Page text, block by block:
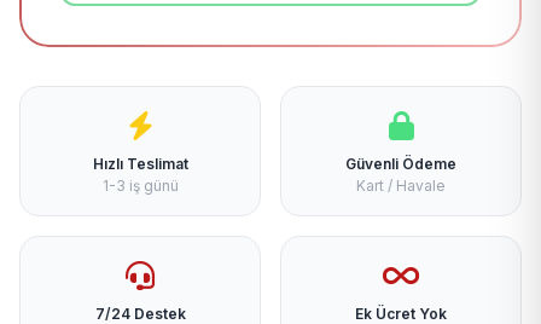
Hızlı Teslimat
1-3 iş günü
Güvenli Ödeme
Kart / Havale
7/24 Destek
Ek Ücret Yok